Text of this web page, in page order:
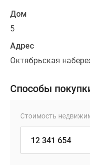
Дом
5
Адрес
Октябрьская
Способы
Стоимость